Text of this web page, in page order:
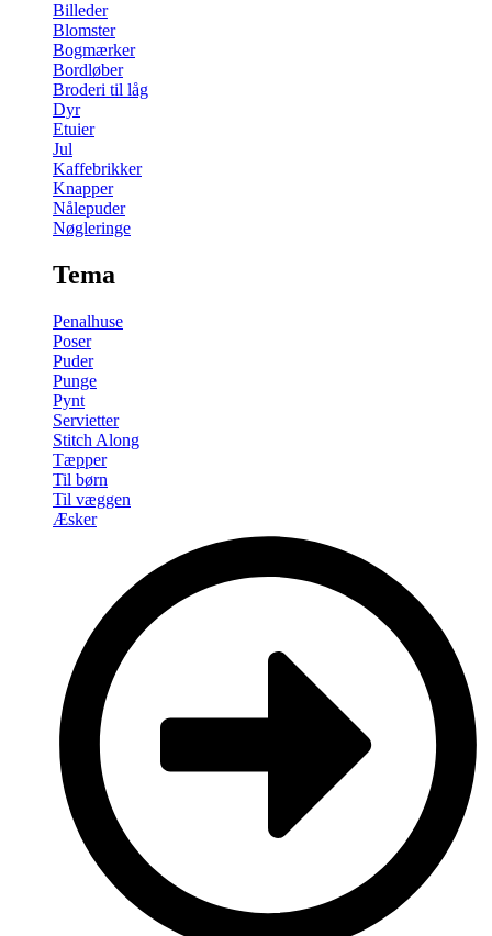
Billeder
Blomster
Bogmærker
Bordløber
Broderi til låg
Dyr
Etuier
Jul
Kaffebrikker
Knapper
Nålepuder
Nøgleringe
Tema
Penalhuse
Poser
Puder
Punge
Pynt
Servietter
Stitch Along
Tæpper
Til børn
Til væggen
Æsker